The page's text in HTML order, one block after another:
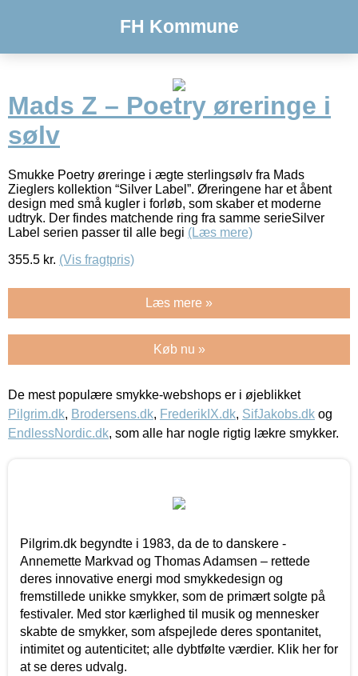
FH Kommune
Mads Z – Poetry øreringe i
sølv
Smukke Poetry øreringe i ægte sterlingsølv fra Mads
Zieglers kollektion “Silver Label”. Øreringene har et åbent
design med små kugler i forløb, som skaber et moderne
udtryk. Der findes matchende ring fra samme serieSilver
Label serien passer til alle begi (Læs mere)
355.5 kr. (Vis fragtpris)
Læs mere »
Køb nu »
De mest populære smykke-webshops er i øjeblikket
Pilgrim.dk, Brodersens.dk, FrederikIX.dk, SifJakobs.dk og
EndlessNordic.dk, som alle har nogle rigtig lækre smykker.
Pilgrim.dk begyndte i 1983, da de to danskere -
Annemette Markvad og Thomas Adamsen – rettede
deres innovative energi mod smykkedesign og
fremstillede unikke smykker, som de primært solgte på
festivaler. Med stor kærlighed til musik og mennesker
skabte de smykker, som afspejlede deres spontanitet,
intimitet og autenticitet; alle dybtfølte værdier. Klik her for
at se deres udvalg.